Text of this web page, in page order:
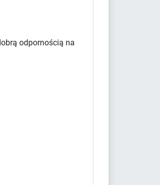
odpornością na